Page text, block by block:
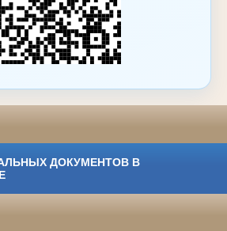
ДОКУМЕНТОВ В